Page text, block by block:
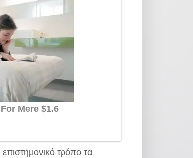
επιστημονικό τρόπο τα